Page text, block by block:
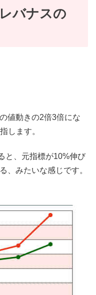
バナスの
値動きの2倍3倍にな
します。
と、元指標が10%伸び
、みたいな感じです。